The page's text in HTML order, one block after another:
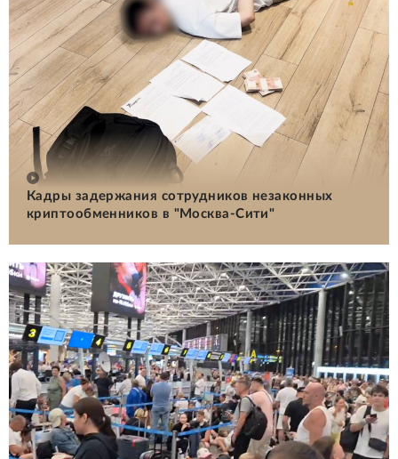
Кадры задержания сотрудников незаконных
криптообменников в "Москва-Сити"